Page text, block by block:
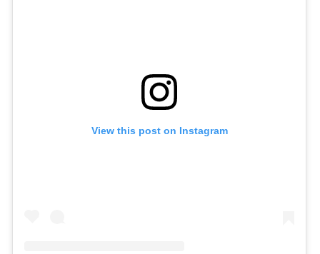
View this post on Instagram